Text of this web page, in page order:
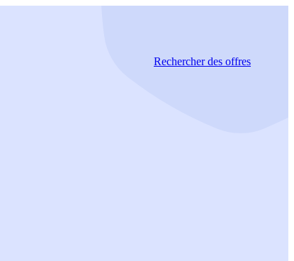
Rechercherdes offres